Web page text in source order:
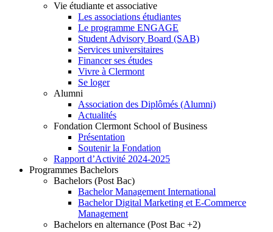
Vie étudiante et associative
Les associations étudiantes
Le programme ENGAGE
Student Advisory Board (SAB)
Services universitaires
Financer ses études
Vivre à Clermont
Se loger
Alumni
Association des Diplômés (Alumni)
Actualités
Fondation Clermont School of Business
Présentation
Soutenir la Fondation
Rapport d’Activité 2024-2025
Programmes Bachelors
Bachelors (Post Bac)
Bachelor Management International
Bachelor Digital Marketing et E-Commerce
Management
Bachelors en alternance (Post Bac +2)